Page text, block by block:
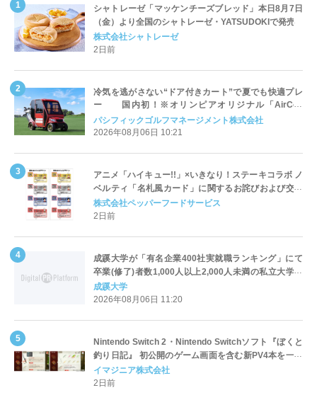
シャトレーゼ「マッケンチーズブレッド」本日8月7日
（金）より全国のシャトレーゼ・YATSUDOKIで発売
株式会社シャトレーゼ
2日前
冷気を逃がさない“ドア付きカート”で夏でも快適プレ
ー 国内初！※オリンピアオリジナル「AirCon
Cart（エアコンカート）」導入 | ＰＧＭ
パシフィックゴルフマネージメント株式会社
2026年08月06日 10:21
アニメ「ハイキュー!!」×いきなり！ステーキコラボ ノ
ベルティ「名札風カード」に関するお詫びおよび交換
対応についてのご案内
株式会社ペッパーフードサービス
2日前
成蹊大学が「有名企業400社実就職ランキング」にて
卒業(修了)者数1,000人以上2,000人未満の私立大学で
全国第1位を獲得！～実就職率は26.5%（前年比＋
4.3pt）に伸長、東京の私立大学でも10位にランクイン
成蹊大学
2026年08月06日 11:20
Nintendo Switch 2・Nintendo Switchソフト『ぼくと
釣り日記』 初公開のゲーム画面を含む新PV4本を一挙
公開！
イマジニア株式会社
2日前